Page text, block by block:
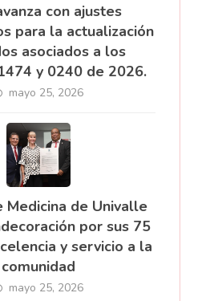
con ajustes
para la actualización
asociados a los
y 0240 de 2026.
mayo 25, 2026
Medicina de Univalle
por sus 75
y servicio a la
comunidad
mayo 25, 2026